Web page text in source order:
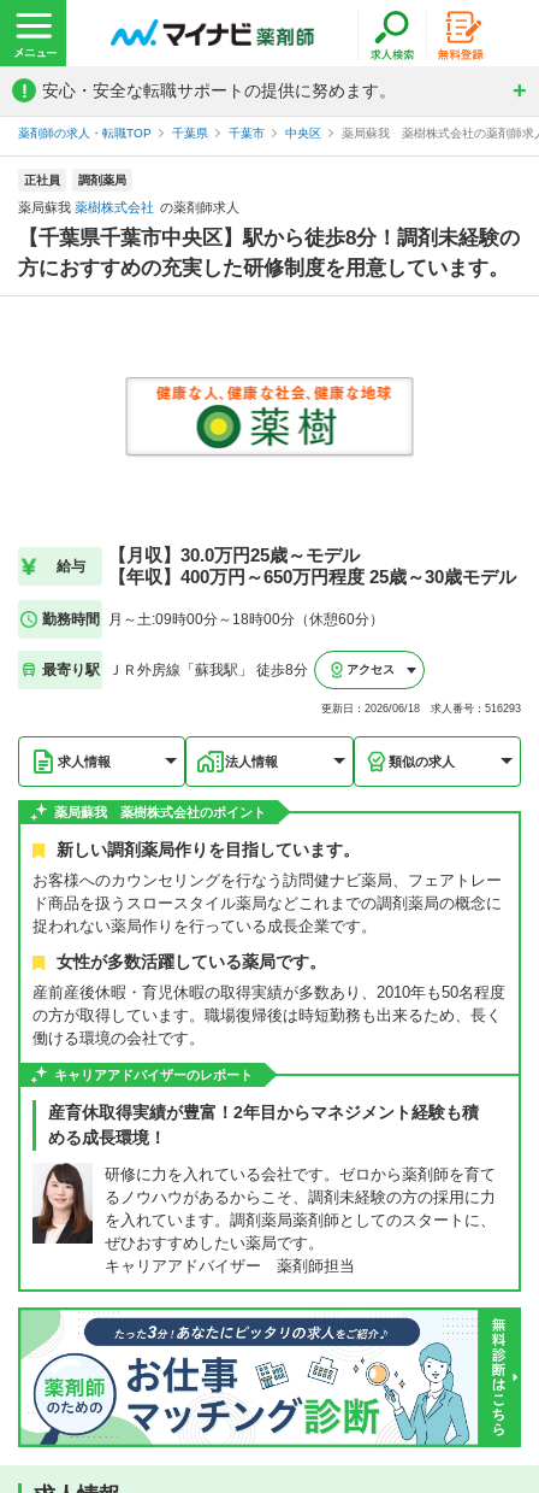
! 安心・安全な転職サポートの提供に努めます。
薬剤師の求人・転職TOP 千葉県 千葉市 中央区 薬局蘇我 薬樹株式会社の薬剤師求
正社員 調剤薬局
薬局蘇我 薬樹株式会社 の薬剤師求人
【千葉県千葉市中央区】駅から徒歩8分！調剤未経験の
方におすすめの充実した研修制度を用意しています。
給与
【月収】30.0万円25歳～モデル
【年収】400万円～650万円程度 25歳～30歳モデル
勤務時間 月～土:09時00分～18時00分（休憩60分）
最寄り駅 ＪＲ外房線「蘇我駅」 徒歩8分 アクセス
更新日：2026/06/18 求人番号：516293
求人情報 法人情報 類似の求人
薬局蘇我 薬樹株式会社のポイント
新しい調剤薬局作りを目指しています。
お客様へのカウンセリングを行なう訪問健ナビ薬局、フェアトレー
ド商品を扱うスロースタイル薬局などこれまでの調剤薬局の概念に
捉われない薬局作りを行っている成長企業です。
女性が多数活躍している薬局です。
産前産後休暇・育児休暇の取得実績が多数あり、2010年も50名程度
の方が取得しています。職場復帰後は時短勤務も出来るため、長く
働ける環境の会社です。
キャリアアドバイザーのレポート
産育休取得実績が豊富！2年目からマネジメント経験も積
める成長環境！
研修に力を入れている会社です。ゼロから薬剤師を育て
るノウハウがあるからこそ、調剤未経験の方の採用に力
を入れています。調剤薬局薬剤師としてのスタートに、
ぜひおすすめしたい薬局です。
キャリアアドバイザー 薬剤師担当